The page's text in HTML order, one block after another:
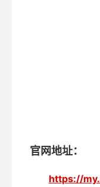
官网地址：
https://my.